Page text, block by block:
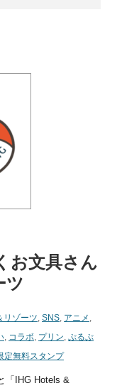
お文具さん
ツ
リゾーツ, SNS, アニメ ,
, コラボ, プリン, ぷるぷ
定無料スタンプ
「IHG Hotels &